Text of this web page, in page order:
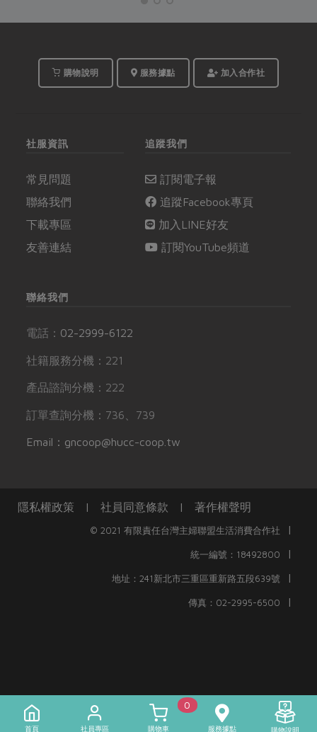
菜、湯麵等料理，吃了
少調味、簡單好上手的
購物說明 服務據點 加入合作社
社服資訊
常見問題
聯絡我們
下載專區
友善連結
追蹤我們
訂閱電子報
追蹤Facebook專頁
加入LINE好友
訂閱YouTube頻道
聯絡我們
電話： 02-2999-6122
社籍服務分機：221
產品諮詢分機：222
訂單查詢分機：736、739
Email：gncoop@hucc-coop.tw
隱私權政策 | 社員同意條款 | 著作權聲明
© 2021 有限責任台灣主婦聯盟生活消費合作社 |
統一編號：18492800 |
地址：241新北市三重區重新路五段639號 |
傳真：02-2995-6500 |
首頁 社員專區
0
購物車 服務據點 購物說明